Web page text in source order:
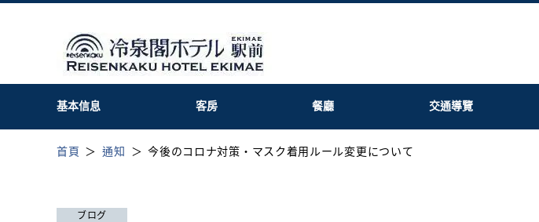
基本信息 客房 餐廳 交通導覽
首頁 通知 今後のコロナ対策・マスク着用ルール変更について
ブログ